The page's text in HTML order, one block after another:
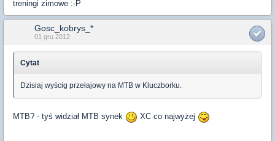
treningi zimowe :-P
Gosc_kobrys_*
01 gru 2012
Cytat
Dzisiaj wyścig przełajowy na MTB w Kluczborku.
MTB? - tyś widział MTB synek XC co najwyżej